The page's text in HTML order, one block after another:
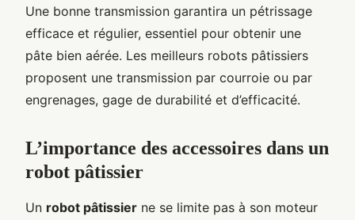
Une bonne transmission garantira un pétrissage
efficace et régulier, essentiel pour obtenir une
pâte bien aérée. Les meilleurs robots pâtissiers
proposent une transmission par courroie ou par
engrenages, gage de durabilité et d’efficacité.
L’importance des accessoires dans un
robot pâtissier
Un robot pâtissier ne se limite pas à son moteur